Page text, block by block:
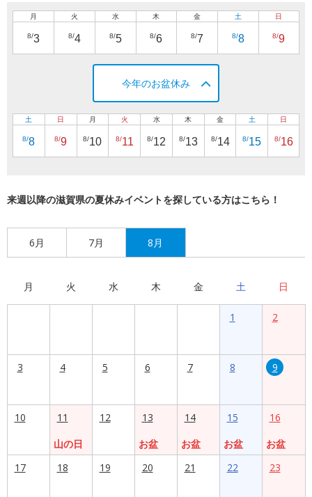
月
8/3
火
8/4
水
8/5
木
8/6
金
8/7
土
8/8
日
8/9
今年のお盆休み
土
8/8
日
8/9
月
8/10
火
8/11
水
8/12
木
8/13
金
8/14
土
8/15
日
8/16
来週以降の滋賀県の夏休みイベントを探している方はこちら！
6月 7月 8月
月 火 水 木 金 土 日
1 2
3 4 5 6 7 8 9
10
11
山の日
12
13
お盆
14
お盆
15
お盆
16
お盆
17
18 19 20 21 22 23